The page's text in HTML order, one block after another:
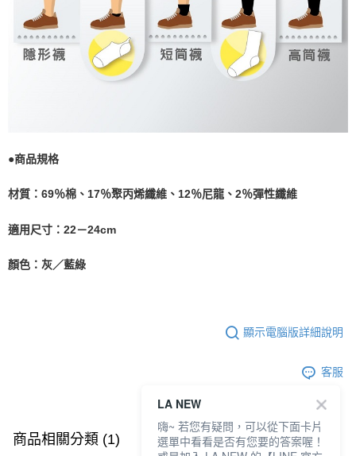
●商品規格
材質：69％棉、17％聚丙烯纖維、12％尼龍、2％彈性纖維
適用尺寸：22－24cm
顏色：灰／藍綠
顯示電腦版詳細說明
客服
商品相關分類 (1)
LA NEW
嗨~ 若您有疑問，可以從下面卡片
選單中看看是否有您要的答案喔！